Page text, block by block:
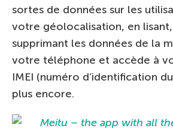
sortes de données sur les
votre géolocalisation, en
supprimant les données de la
votre téléphone et accède à
IMEI (numéro d’identification
plus encore.